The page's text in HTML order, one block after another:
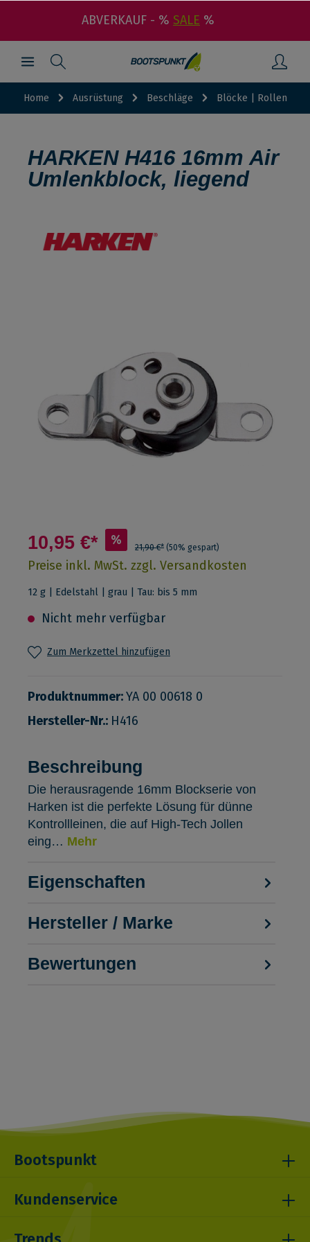
ABVERKAUF - % SALE %
Home Ausrüstung Beschläge Blöcke | Rollen
HARKEN H416 16mm Air
Umlenkblock, liegend
10,95 €* % 21,90 €* (50% gespart)
Preise inkl. MwSt. zzgl. Versandkosten
12 g | Edelstahl | grau | Tau: bis 5 mm
Nicht mehr verfügbar
Zum Merkzettel hinzufügen
Produktnummer:YA 00 00618 0
Hersteller-Nr.: H416
Beschreibung
Die herausragende 16mm Blockserie von
Harken ist die perfekte Lösung für dünne
Kontrollleinen, die auf High-Tech Jollen
eing… Mehr
Eigenschaften
Hersteller / Marke
Bewertungen
Bootspunkt
Kundenservice